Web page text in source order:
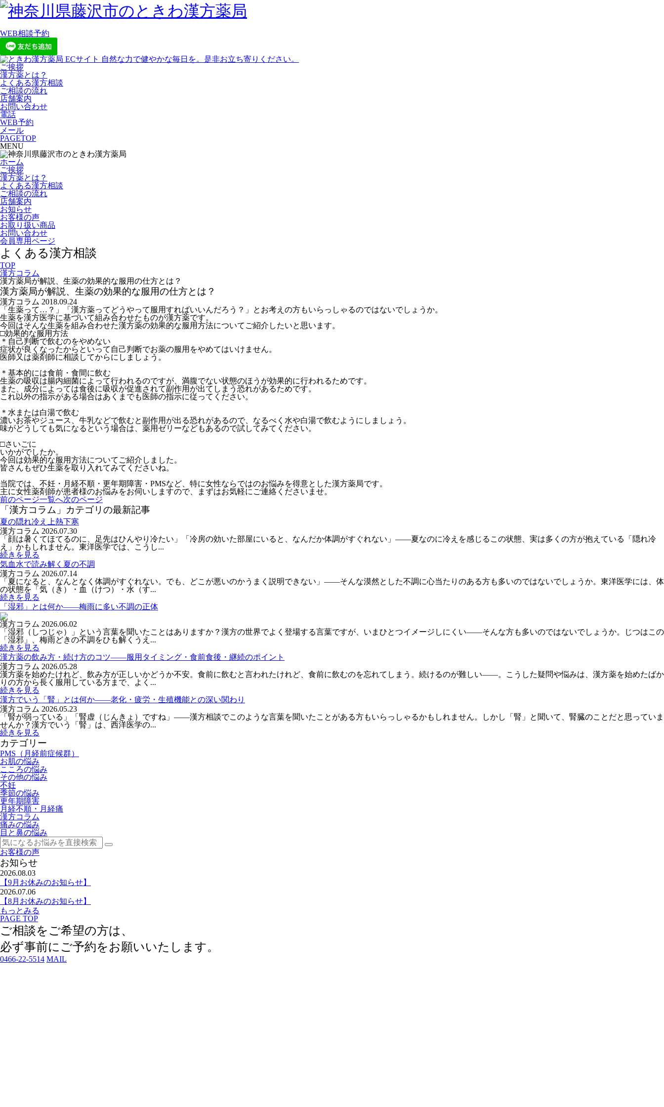
WEB相談予約
ご挨拶
漢方薬とは？
よくある漢方相談
ご相談の流れ
店舗案内
お問い合わせ
電話
WEB予約
メール
PAGETOP
MENU
ホーム
ご挨拶
漢方薬とは？
よくある漢方相談
ご相談の流れ
店舗案内
お知らせ
お客様の声
お取り扱い商品
お問い合わせ
会員専用ページ
よくある漢方相談
TOP
漢方コラム
漢方薬局が解説、生薬の効果的な服用の仕方とは？
漢方薬局が解説、生薬の効果的な服用の仕方とは？
漢方コラム 2018.09.24
「生薬って…？」「漢方薬ってどうやって服用すればいいんだろう？」とお考えの方もいらっしゃるのではないでしょうか。
生薬を漢方医学に基づいて組み合わせたものが漢方薬です。
今回はそんな生薬を組み合わせた漢方薬の効果的な服用方法についてご紹介したいと思います。
□効果的な服用方法
＊自己判断で飲むのをやめない
症状が良くなったからといって自己判断でお薬の服用をやめてはいけません。
医師又は薬剤師に相談してからにしましょう。
＊基本的には食前・食間に飲む
生薬の吸収は腸内細菌によって行われるのですが、満腹でない状態のほうが効果的に行われるためです。
また、成分によっては食後に吸収が促進されて副作用が出てしまう恐れがあるためです。
これ以外の指示がある場合はあくまでも医師の指示に従ってください。
＊水または白湯で飲む
濃いお茶やジュース、牛乳などで飲むと副作用が出る恐れがあるので、なるべく水や白湯で飲むようにしましょう。
味がどうしても気になるという場合は、薬用ゼリーなどもあるので試してみてください。
□さいごに
いかがでしたか。
今回は効果的な服用方法についてご紹介しました。
皆さんもぜひ生薬を取り入れてみてくださいね。
当院では、不妊・月経不順・更年期障害・PMSなど、特に女性ならではのお悩みを得意とした漢方薬局です。
主に女性薬剤師が患者様のお悩みをお伺いしますので、まずはお気軽にご連絡くださいませ。
前のページ一覧へ次のページ
「漢方コラム」カテゴリの最新記事
夏の隠れ冷え上熱下寒
漢方コラム 2026.07.30
「顔は暑くてほてるのに、足先はひんやり冷たい」「冷房の効いた部屋にいると、なんだか体調がすぐれない」――夏なのに冷えを感じるこの状態、実は多くの方が抱えている「隠れ冷
え」かもしれません。東洋医学では、こうし...
続きを見る
気血水で読み解く夏の不調
漢方コラム 2026.07.14
「夏になると、なんとなく体調がすぐれない。でも、どこが悪いのかうまく説明できない」――そんな漠然とした不調に心当たりのある方も多いのではないでしょうか。東洋医学には、体
の状態を「気（き）・血（けつ）・水（す...
続きを見る
「湿邪」とは何か――梅雨に多い不調の正体
漢方コラム 2026.06.02
「湿邪（しつじゃ）」という言葉を聞いたことはありますか？漢方の世界でよく登場する言葉ですが、いまひとつイメージしにくい――そんな方も多いのではないでしょうか。じつはこの
「湿邪」、梅雨どきの不調をひも解くうえ...
続きを見る
漢方薬の飲み方・続け方のコツ――服用タイミング・食前食後・継続のポイント
漢方コラム 2026.05.28
漢方薬を始めたけれど、飲み方が正しいかどうか不安。食前に飲むと言われたけれど、食前に飲むのを忘れてしまう。続けるのが難しい——。こうした疑問や悩みは、漢方薬を始めたばか
りの方から長く服用している方まで、よく...
続きを見る
漢方でいう「腎」とは何か――老化・疲労・生殖機能との深い関わり
漢方コラム 2026.05.23
「腎が弱っている」「腎虚（じんきょ）ですね」——漢方相談でこのような言葉を聞いたことがある方もいらっしゃるかもしれません。しかし「腎」と聞いて、腎臓のことだと思っていま
せんか？漢方でいう「腎」は、西洋医学の...
続きを見る
カテゴリー
PMS（月経前症候群）
お肌の悩み
こころの悩み
その他の悩み
不妊
季節の悩み
更年期障害
月経不順・月経痛
漢方コラム
痛みの悩み
目と鼻の悩み
お客様の声
お知らせ
2026.08.03
【9月お休みのお知らせ】
2026.07.06
【8月お休みのお知らせ】
もっとみる
PAGE TOP
ご相談をご希望の方は、
必ず事前にご予約をお願いいたします。
0466-22-5514 MAIL